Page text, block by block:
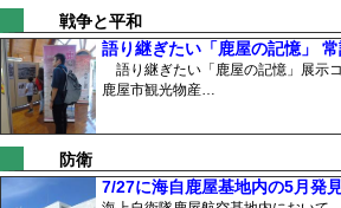
戦争と平和
語り継ぎたい「鹿屋の記憶」
語り継ぎたい「鹿屋の記憶」展示
鹿屋市観光物産…
防衛
7/27に海自鹿屋基地内の5月発